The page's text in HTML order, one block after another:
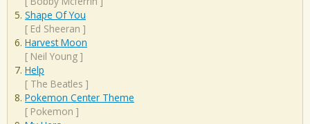
Shape Of You
[ Ed Sheeran ]
Harvest Moon
[ Neil Young ]
Help
[ The Beatles ]
Pokemon Center Theme
[ Pokemon ]